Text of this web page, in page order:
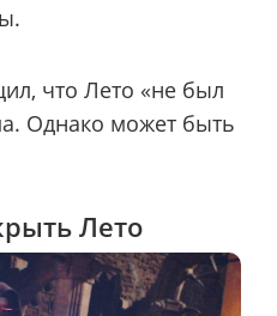
что Лето «не был
Однако может быть
Лето